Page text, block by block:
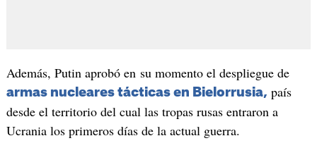
Además, Putin aprobó en su momento el despliegue de
armas nucleares tácticas en Bielorrusia, país
desde el territorio del cual las tropas rusas entraron a
Ucrania los primeros días de la actual guerra.